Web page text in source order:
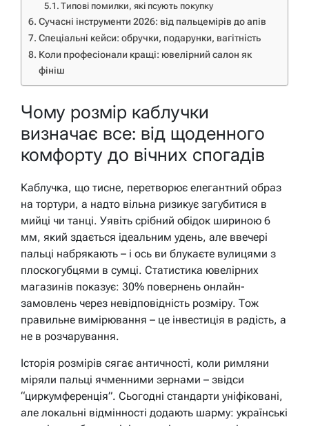
Типові помилки, які псують покупку
Сучасні інструменти 2026: від пальцемірів до апів
Спеціальні кейси: обручки, подарунки, вагітність
Коли професіонали кращі: ювелірний салон як
фініш
Чому розмір каблучки
визначає все: від щоденного
комфорту до вічних спогадів
Каблучка, що тисне, перетворює елегантний образ
на тортури, а надто вільна ризикує загубитися в
мийці чи танці. Уявіть срібний обідок шириною 6
мм, який здається ідеальним удень, але ввечері
пальці набрякають – і ось ви блукаєте вулицями з
плоскогубцями в сумці. Статистика ювелірних
магазинів показує: 30% повернень онлайн-
замовлень через невідповідність розміру. Тож
правильне вимірювання – це інвестиція в радість, а
не в розчарування.
Історія розмірів сягає античності, коли римляни
міряли пальці ячменними зернами – звідси
“циркумференція”. Сьогодні стандарти уніфіковані,
але локальні відмінності додають шарму: українські